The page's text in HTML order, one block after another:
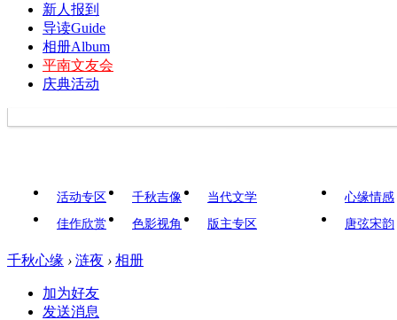
新人报到
导读Guide
相册Album
平南文友会
庆典活动
活动专区 千秋吉像
当代文学
佳作欣赏
色影视角 版主专区
心缘情感
唐弦宋韵
千秋心缘 › 涟夜 › 相册
加为好友
发送消息